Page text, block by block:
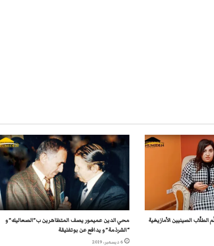
الطلّاب الصينيين الأمازيغية
محي الدين عميمور يصف المتظاهرين ب”الصعاليك” و
“الشرذمة” و يدافع عن بوتفليقة
6 ديسمبر، 2019